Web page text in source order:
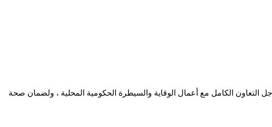
التعاون الكامل مع أعمال الوقاية والسيطرة الحكومية المحلية ، ولضمان صحة